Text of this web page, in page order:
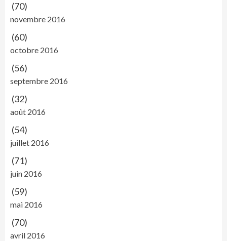
(70)
novembre 2016
(60)
octobre 2016
(56)
septembre 2016
(32)
août 2016
(54)
juillet 2016
(71)
juin 2016
(59)
mai 2016
(70)
avril 2016